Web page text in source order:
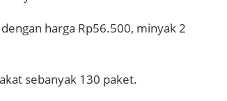
harga Rp56.500, minyak 2
sebanyak 130 paket.